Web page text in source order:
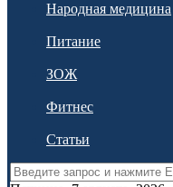
Народная медицина
Питание
ЗОЖ
Фитнес
Статьи